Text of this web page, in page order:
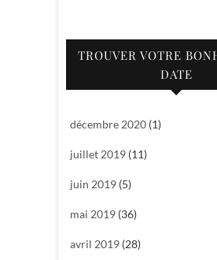
TROUVER VOTRE
DATE
décembre 2020 (1)
juillet 2019 (11)
juin 2019 (5)
mai 2019 (36)
avril 2019 (28)